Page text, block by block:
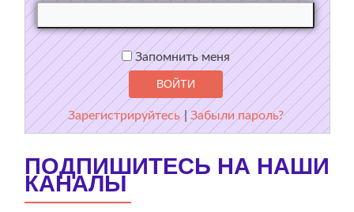
Запомнить меня
Зарегистрируйтесь |Забыли пароль?
ПОДПИШИТЕСЬ НА НАШИ
КАНАЛЫ